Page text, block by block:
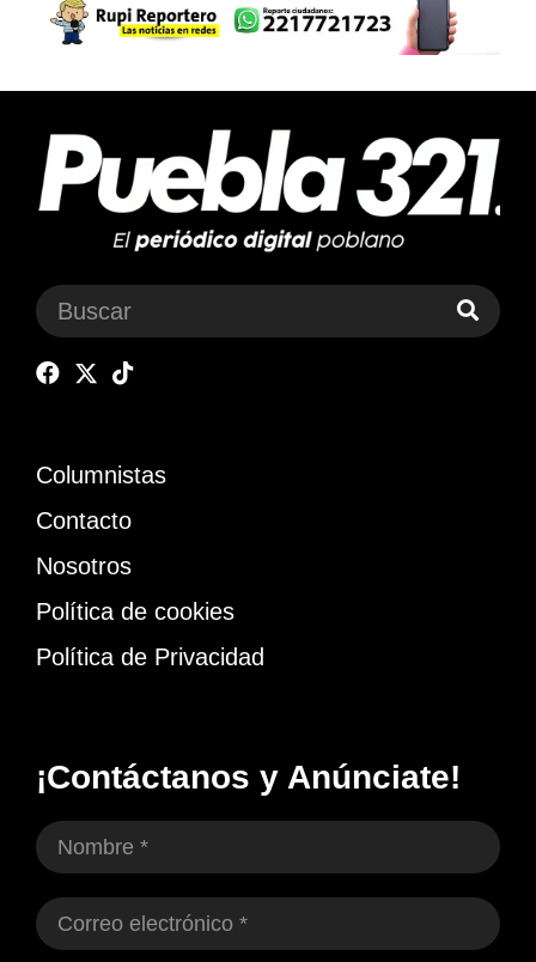
Columnistas
Contacto
Nosotros
Política de cookies
Política de Privacidad
¡Contáctanos y Anúnciate!